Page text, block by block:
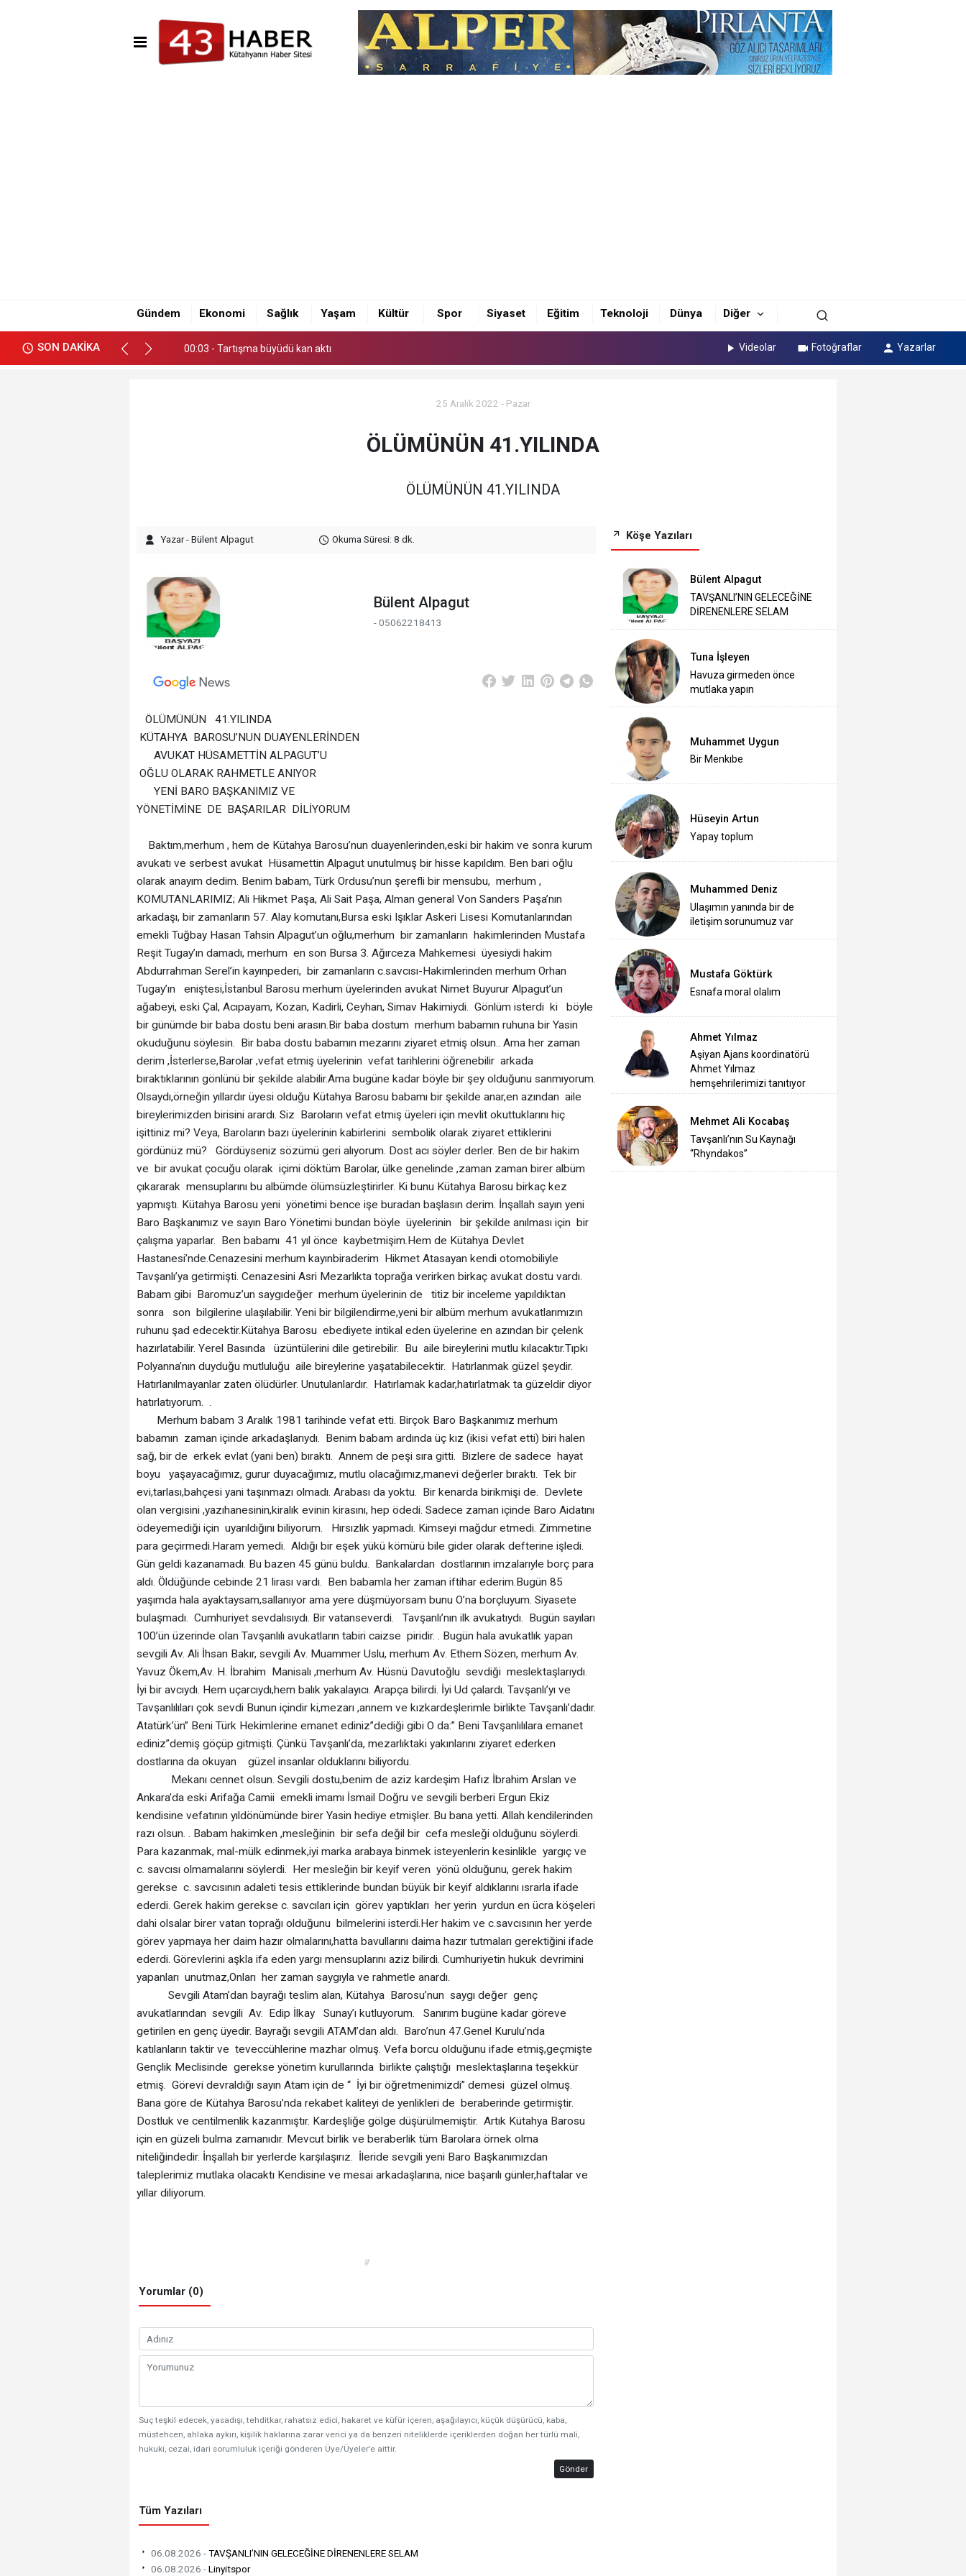
Gündem Ekonomi Sağlık Yaşam Kültür Spor Siyaset Eğitim Teknoloji Dünya Diğer
SON DAKİKA
11:04 - 40 BİN LİRA OLSUN, KIRMIZI ET YİYEBİLELİM
00:03 - Tartışma büyüdü kan aktı Videolar Fotoğraflar Yazarlar
25 Aralık 2022 - Pazar
ÖLÜMÜNÜN 41.YILINDA
ÖLÜMÜNÜN 41.YILINDA
Yazar - Bülent Alpagut Okuma Süresi: 8 dk.
Bülent Alpagut
- 05062218413
ÖLÜMÜNÜN 41.YILINDA
KÜTAHYA BAROSU’NUN DUAYENLERİNDEN
AVUKAT HÜSAMETTİN ALPAGUT’U
OĞLU OLARAK RAHMETLE ANIYOR
YENİ BARO BAŞKANIMIZ VE
YÖNETİMİNE DE BAŞARILAR DİLİYORUM
Baktım,merhum , hem de Kütahya Barosu’nun duayenlerinden,eski bir hakim ve sonra kurum
avukatı ve serbest avukat Hüsamettin Alpagut unutulmuş bir hisse kapıldım. Ben bari oğlu
olarak anayım dedim. Benim babam, Türk Ordusu’nun şerefli bir mensubu, merhum ,
KOMUTANLARIMIZ; Ali Hikmet Paşa, Ali Sait Paşa, Alman general Von Sanders Paşa’nın
arkadaşı, bir zamanların 57. Alay komutanı,Bursa eski Işıklar Askeri Lisesi Komutanlarından
emekli Tuğbay Hasan Tahsin Alpagut’un oğlu,merhum bir zamanların hakimlerinden Mustafa
Reşit Tugay’ın damadı, merhum en son Bursa 3. Ağırceza Mahkemesi üyesiydi hakim
Abdurrahman Serel’in kayınpederi, bir zamanların c.savcısı-Hakimlerinden merhum Orhan
Tugay’ın eniştesi,İstanbul Barosu merhum üyelerinden avukat Nimet Buyurur Alpagut’un
ağabeyi, eski Çal, Acıpayam, Kozan, Kadirli, Ceyhan, Simav Hakimiydi. Gönlüm isterdi ki böyle
bir günümde bir baba dostu beni arasın.Bir baba dostum merhum babamın ruhuna bir Yasin
okuduğunu söylesin. Bir baba dostu babamın mezarını ziyaret etmiş olsun.. Ama her zaman
derim ,İsterlerse,Barolar ,vefat etmiş üyelerinin vefat tarihlerini öğrenebilir arkada
bıraktıklarının gönlünü bir şekilde alabilir.Ama bugüne kadar böyle bir şey olduğunu sanmıyorum.
Olsaydı,örneğin yıllardır üyesi olduğu Kütahya Barosu babamı bir şekilde anar,en azından aile
bireylerimizden birisini arardı. Siz Baroların vefat etmiş üyeleri için mevlit okuttuklarını hiç
işittiniz mi? Veya, Baroların bazı üyelerinin kabirlerini sembolik olarak ziyaret ettiklerini
gördünüz mü? Gördüyseniz sözümü geri alıyorum. Dost acı söyler derler. Ben de bir hakim
ve bir avukat çocuğu olarak içimi döktüm Barolar, ülke genelinde ,zaman zaman birer albüm
çıkararak mensuplarını bu albümde ölümsüzleştirirler. Ki bunu Kütahya Barosu birkaç kez
yapmıştı. Kütahya Barosu yeni yönetimi bence işe buradan başlasın derim. İnşallah sayın yeni
Baro Başkanımız ve sayın Baro Yönetimi bundan böyle üyelerinin bir şekilde anılması için bir
çalışma yaparlar. Ben babamı 41 yıl önce kaybetmişim.Hem de Kütahya Devlet
Hastanesi’nde.Cenazesini merhum kayınbiraderim Hikmet Atasayan kendi otomobiliyle
Tavşanlı’ya getirmişti. Cenazesini Asri Mezarlıkta toprağa verirken birkaç avukat dostu vardı.
Babam gibi Baromuz’un saygıdeğer merhum üyelerinin de titiz bir inceleme yapıldıktan
sonra son bilgilerine ulaşılabilir. Yeni bir bilgilendirme,yeni bir albüm merhum avukatlarımızın
ruhunu şad edecektir.Kütahya Barosu ebediyete intikal eden üyelerine en azından bir çelenk
hazırlatabilir. Yerel Basında üzüntülerini dile getirebilir. Bu aile bireylerini mutlu kılacaktır.Tıpkı
Polyanna’nın duyduğu mutluluğu aile bireylerine yaşatabilecektir. Hatırlanmak güzel şeydir.
Hatırlanılmayanlar zaten ölüdürler. Unutulanlardır. Hatırlamak kadar,hatırlatmak ta güzeldir diyor
hatırlatıyorum. .
Merhum babam 3 Aralık 1981 tarihinde vefat etti. Birçok Baro Başkanımız merhum
babamın zaman içinde arkadaşlarıydı. Benim babam ardında üç kız (ikisi vefat etti) biri halen
sağ, bir de erkek evlat (yani ben) bıraktı. Annem de peşi sıra gitti. Bizlere de sadece hayat
boyu yaşayacağımız, gurur duyacağımız, mutlu olacağımız,manevi değerler bıraktı. Tek bir
evi,tarlası,bahçesi yani taşınmazı olmadı. Arabası da yoktu. Bir kenarda birikmişi de. Devlete
olan vergisini ,yazıhanesinin,kiralık evinin kirasını, hep ödedi. Sadece zaman içinde Baro Aidatını
ödeyemediği için uyarıldığını biliyorum. Hırsızlık yapmadı. Kimseyi mağdur etmedi. Zimmetine
para geçirmedi.Haram yemedi. Aldığı bir eşek yükü kömürü bile gider olarak defterine işledi.
Gün geldi kazanamadı. Bu bazen 45 günü buldu. Bankalardan dostlarının imzalarıyle borç para
aldı. Öldüğünde cebinde 21 lirası vardı. Ben babamla her zaman iftihar ederim.Bugün 85
yaşımda hala ayaktaysam,sallanıyor ama yere düşmüyorsam bunu O’na borçluyum. Siyasete
bulaşmadı. Cumhuriyet sevdalısıydı. Bir vatanseverdi. Tavşanlı’nın ilk avukatıydı. Bugün sayıları
100’ün üzerinde olan Tavşanlılı avukatların tabiri caizse piridir. . Bugün hala avukatlık yapan
sevgili Av. Ali İhsan Bakır, sevgili Av. Muammer Uslu, merhum Av. Ethem Sözen, merhum Av.
Yavuz Ökem,Av. H. İbrahim Manisalı ,merhum Av. Hüsnü Davutoğlu sevdiği meslektaşlarıydı.
İyi bir avcıydı. Hem uçarcıydı,hem balık yakalayıcı. Arapça bilirdi. İyi Ud çalardı. Tavşanlı’yı ve
Tavşanlılıları çok sevdi Bunun içindir ki,mezarı ,annem ve kızkardeşlerimle birlikte Tavşanlı’dadır.
Atatürk’ün” Beni Türk Hekimlerine emanet ediniz”dediği gibi O da:” Beni Tavşanlılılara emanet
ediniz”demiş göçüp gitmişti. Çünkü Tavşanlı’da, mezarlıktaki yakınlarını ziyaret ederken
dostlarına da okuyan güzel insanlar olduklarını biliyordu.
Mekanı cennet olsun. Sevgili dostu,benim de aziz kardeşim Hafız İbrahim Arslan ve
Ankara’da eski Arifağa Camii emekli imamı İsmail Doğru ve sevgili berberi Ergun Ekiz
kendisine vefatının yıldönümünde birer Yasin hediye etmişler. Bu bana yetti. Allah kendilerinden
razı olsun. . Babam hakimken ,mesleğinin bir sefa değil bir cefa mesleği olduğunu söylerdi.
Para kazanmak, mal-mülk edinmek,iyi marka arabaya binmek isteyenlerin kesinlikle yargıç ve
c. savcısı olmamalarını söylerdi. Her mesleğin bir keyif veren yönü olduğunu, gerek hakim
gerekse c. savcısının adaleti tesis ettiklerinde bundan büyük bir keyif aldıklarını ısrarla ifade
ederdi. Gerek hakim gerekse c. savcıları için görev yaptıkları her yerin yurdun en ücra köşeleri
dahi olsalar birer vatan toprağı olduğunu bilmelerini isterdi.Her hakim ve c.savcısının her yerde
görev yapmaya her daim hazır olmalarını,hatta bavullarını daima hazır tutmaları gerektiğini ifade
ederdi. Görevlerini aşkla ifa eden yargı mensuplarını aziz bilirdi. Cumhuriyetin hukuk devrimini
yapanları unutmaz,Onları her zaman saygıyla ve rahmetle anardı.
Sevgili Atam’dan bayrağı teslim alan, Kütahya Barosu’nun saygı değer genç
avukatlarından sevgili Av. Edip İlkay Sunay’ı kutluyorum. Sanırım bugüne kadar göreve
getirilen en genç üyedir. Bayrağı sevgili ATAM’dan aldı. Baro’nun 47.Genel Kurulu’nda
katılanların taktir ve teveccühlerine mazhar olmuş. Vefa borcu olduğunu ifade etmiş,geçmişte
Gençlik Meclisinde gerekse yönetim kurullarında birlikte çalıştığı meslektaşlarına teşekkür
etmiş. Görevi devraldığı sayın Atam için de “ İyi bir öğretmenimizdi” demesi güzel olmuş.
Bana göre de Kütahya Barosu’nda rekabet kaliteyi de yenlikleri de beraberinde getirmiştir.
Dostluk ve centilmenlik kazanmıştır. Kardeşliğe gölge düşürülmemiştir. Artık Kütahya Barosu
için en güzeli bulma zamanıdır. Mevcut birlik ve beraberlik tüm Barolara örnek olma
niteliğindedir. İnşallah bir yerlerde karşılaşırız. İleride sevgili yeni Baro Başkanımızdan
taleplerimiz mutlaka olacaktı Kendisine ve mesai arkadaşlarına, nice başarılı günler,haftalar ve
yıllar diliyorum.
#
Yorumlar (0)
Suç teşkil edecek, yasadışı, tehditkar, rahatsız edici, hakaret ve küfür içeren, aşağılayıcı, küçük düşürücü, kaba,
müstehcen, ahlaka aykırı, kişilik haklarına zarar verici ya da benzeri niteliklerde içeriklerden doğan her türlü mali,
hukuki, cezai, idari sorumluluk içeriği gönderen Üye/Üyeler’e aittir.
Gönder
Tüm Yazıları
06.08.2026 -TAVŞANLI’NIN GELECEĞİNE DİRENENLERE SELAM
06.08.2026 -Linyitspor
Köşe Yazıları
Bülent Alpagut
TAVŞANLI’NIN GELECEĞİNE
DİRENENLERE SELAM
Tuna İşleyen
Havuza girmeden önce
mutlaka yapın
Muhammet Uygun
Bir Menkıbe
Hüseyin Artun
Yapay toplum
Muhammed Deniz
Ulaşımın yanında bir de
iletişim sorunumuz var
Mustafa Göktürk
Esnafa moral olalım
Ahmet Yılmaz
Aşiyan Ajans koordinatörü
Ahmet Yılmaz
hemşehrilerimizi tanıtıyor
Mehmet Ali Kocabaş
Tavşanlı’nın Su Kaynağı
“Rhyndakos”